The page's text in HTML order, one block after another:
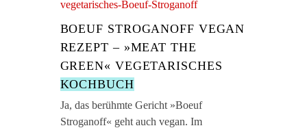
BOEUF STROGANOFF VEGAN
REZEPT – »MEAT THE
GREEN« VEGETARISCHES
KOCHBUCH
Ja, das berühmte Gericht »Boeuf
Stroganoff« geht auch vegan. Im